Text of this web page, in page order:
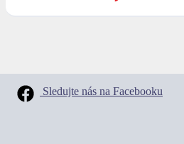
Sledujte nás na Facebooku